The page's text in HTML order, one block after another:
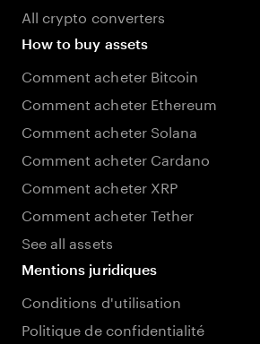
All crypto converters
How to buy assets
Comment acheter Bitcoin
Comment acheter Ethereum
Comment acheter Solana
Comment acheter Cardano
Comment acheter XRP
Comment acheter Tether
See all assets
Mentions juridiques
Conditions d'utilisation
Politique de confidentialité